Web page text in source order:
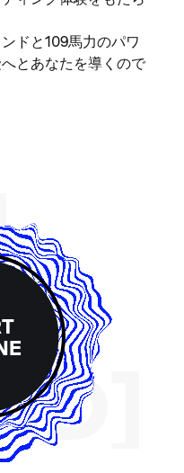
ドと109馬力のパワ
とあなたを導くので